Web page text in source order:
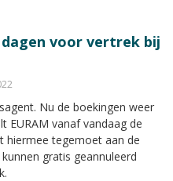
voor vertrek bij
Nu de boekingen weer
EURAM vanaf vandaag de
hiermee tegemoet aan de
gratis geannuleerd